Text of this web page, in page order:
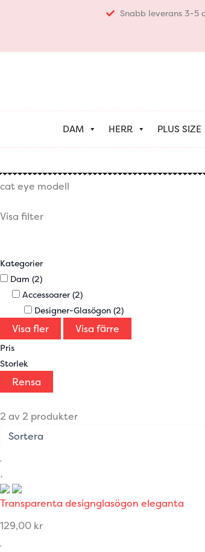
Snabb leverans 3-5
DAM HERR PLUS SIZE
cat eye modell
Visa filter
Kategorier
Dam (2)
Accessoarer (2)
Designer-Glasögon (2)
Visa fler Visa färre
Pris
Storlek
Rensa
2 av 2 produkter
Transparenta designglasögon eleganta
129,00 kr